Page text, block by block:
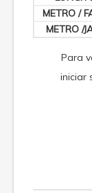
Para
iniciar